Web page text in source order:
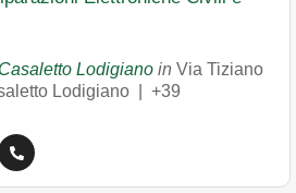
Lodigiano in Via Tiziano
Lodigiano
+39